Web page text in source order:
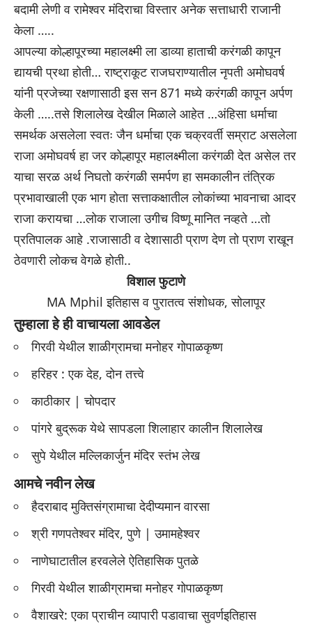
बदामी लेणी व रामेश्वर मंदिराचा विस्तार अनेक सत्ताधारी राजानी
केला …..
आपल्या कोल्हापूरच्या महालक्ष्मी ला डाव्या हाताची करंगळी कापून
द्यायची प्रथा होती… राष्ट्राकूट राजघराण्यातील नृपती अमोघवर्ष
यांनी प्रजेच्या रक्षणासाठी इस सन 871 मध्ये करंगळी कापून अर्पण
केली …..तसे शिलालेख देखील मिळाले आहेत …अंहिसा धर्माचा
समर्थक असलेला स्वतः जैन धर्माचा एक चक्रवर्ती सम्राट असलेला
राजा अमोघवर्ष हा जर कोल्हापूर महालक्ष्मीला करंगळी देत असेल तर
याचा सरळ अर्थ निघतो करंगळी समर्पण हा समकालीन तंत्रिक
प्रभावाखाली एक भाग होता सत्ताकक्षातील लोकांच्या भावनाचा आदर
राजा करायचा …लोक राजाला उगीच विष्णू मानित नव्हते …तो
प्रतिपालक आहे .राजासाठी व देशासाठी प्राण देण तो प्राण राखून
ठेवणारी लोकच वेगळे होती..
विशाल फुटाणे
MA Mphil इतिहास व पुरातत्व संशोधक, सोलापूर
तुम्हाला हे ही वाचायला आवडेल
गिरवी येथील शाळीग्रामचा मनोहर गोपाळकृष्ण
हरिहर : एक देह, दोन तत्त्वे
काठीकार | चोपदार
पांगरे बुद्रूक येथे सापडला शिलाहार कालीन शिलालेख
सुपे येथील मल्लिकार्जुन मंदिर स्तंभ लेख
आमचे नवीन लेख
हैदराबाद मुक्तिसंग्रामाचा देदीप्यमान वारसा
श्री गणपतेश्वर मंदिर, पुणे | उमामहेश्वर
नाणेघाटातील हरवलेले ऐतिहासिक पुतळे
गिरवी येथील शाळीग्रामचा मनोहर गोपाळकृष्ण
वैशाखरे: एका प्राचीन व्यापारी पडावाचा सुवर्णइतिहास